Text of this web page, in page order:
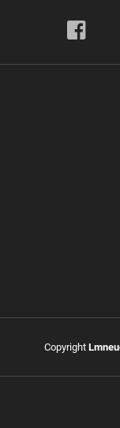
Copyright